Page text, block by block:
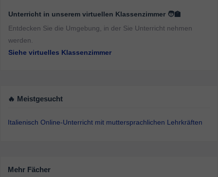
Unterricht in unserem virtuellen Klassenzimmer 🧑‍🏫
Entdecken Sie die Umgebung, in der Sie Unterricht nehmen
werden.
Siehe virtuelles Klassenzimmer
🔥 Meistgesucht
Italienisch Online-Unterricht mit muttersprachlichen Lehrkräften
Mehr Fächer